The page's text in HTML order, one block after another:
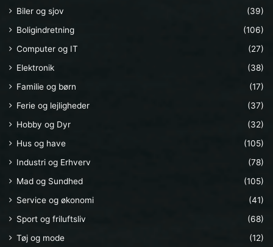
Biler og sjov
(39)
Boligindretning
(106)
Computer og IT
(27)
Elektronik
(38)
Familie og børn
(17)
Ferie og lejligheder
(37)
Hobby og Dyr
(32)
Hus og have
(105)
Industri og Erhverv
(78)
Mad og Sundhed
(105)
Service og økonomi
(41)
Sport og friluftsliv
(68)
Tøj og mode
(12)